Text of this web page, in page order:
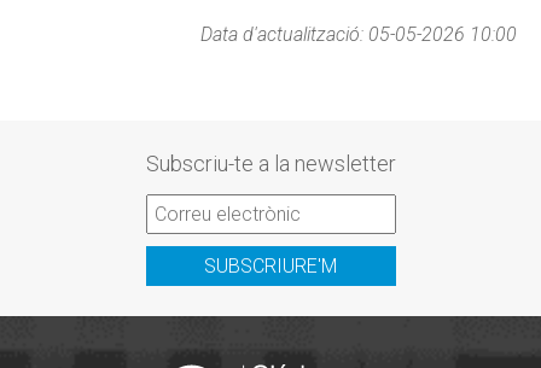
Data d'actualització: 05-05-2026 10:00
Subscriu-te a la newsletter
SUBSCRIURE'M